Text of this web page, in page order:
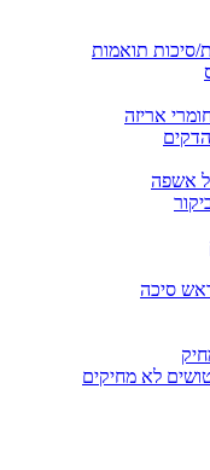
סיכות תואמות
אריזה
אשפה
סיכה
לא מחיקים